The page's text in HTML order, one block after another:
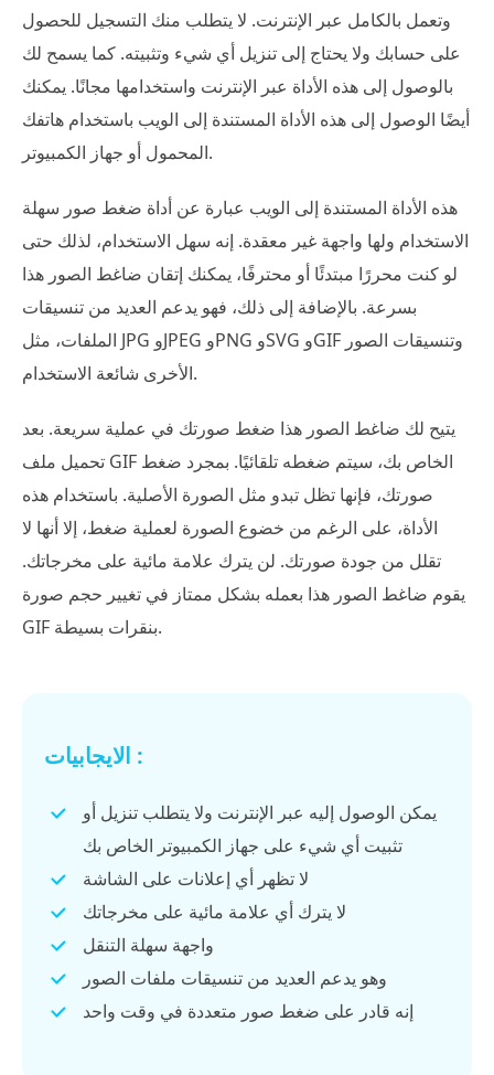
وتعمل بالكامل عبر الإنترنت. لا يتطلب منك التسجيل للحصول
على حسابك ولا يحتاج إلى تنزيل أي شيء وتثبيته. كما يسمح لك
بالوصول إلى هذه الأداة عبر الإنترنت واستخدامها مجانًا. يمكنك
أيضًا الوصول إلى هذه الأداة المستندة إلى الويب باستخدام هاتفك
المحمول أو جهاز الكمبيوتر.
هذه الأداة المستندة إلى الويب عبارة عن أداة ضغط صور سهلة
الاستخدام ولها واجهة غير معقدة. إنه سهل الاستخدام، لذلك حتى
لو كنت محررًا مبتدئًا أو محترفًا، يمكنك إتقان ضاغط الصور هذا
بسرعة. بالإضافة إلى ذلك، فهو يدعم العديد من تنسيقات
الملفات، مثل JPG وJPEG وPNG وSVG وGIF وتنسيقات الصور
الأخرى شائعة الاستخدام.
يتيح لك ضاغط الصور هذا ضغط صورتك في عملية سريعة. بعد
تحميل ملف GIF الخاص بك، سيتم ضغطه تلقائيًا. بمجرد ضغط
صورتك، فإنها تظل تبدو مثل الصورة الأصلية. باستخدام هذه
الأداة، على الرغم من خضوع الصورة لعملية ضغط، إلا أنها لا
تقلل من جودة صورتك. لن يترك علامة مائية على مخرجاتك.
يقوم ضاغط الصور هذا بعمله بشكل ممتاز في تغيير حجم صورة
GIF بنقرات بسيطة.
الايجابيات :
يمكن الوصول إليه عبر الإنترنت ولا يتطلب تنزيل أو
تثبيت أي شيء على جهاز الكمبيوتر الخاص بك
لا تظهر أي إعلانات على الشاشة
لا يترك أي علامة مائية على مخرجاتك
واجهة سهلة التنقل
وهو يدعم العديد من تنسيقات ملفات الصور
إنه قادر على ضغط صور متعددة في وقت واحد